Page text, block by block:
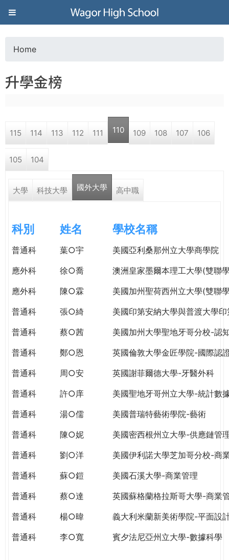
Jump to navigation
葳
格
高
學
格。
WAGOR
TODAY
THE
WORLD
PUTTING
YOU
THE
o
a
r
e
e
r
e
Home
升學金榜
115 114 113 112 111 110 109 108 107 106
105 104
大學 科技大學 國外大學 高中職
科別 姓名 學校名稱
普通科 葉○宇
美國亞利桑那州立大學商學院
應外科
徐○喬
澳洲皇家墨爾本理工大學(雙聯
應外科
陳○霖
美國加州聖荷西州立大學(雙聯
普通科
張○綺
美國印第安納大學與普渡大學
普通科
蔡○茜
美國加州大學聖地牙哥分校-認
普通科
鄭○恩
英國倫敦大學金匠學院-國際認
普通科
周○安
英國謝菲爾德大學-牙醫外科
普通科
許○庠
美國聖地牙哥州立大學-統計數
普通科
湯○儒
美國普瑞特藝術學院-藝術
普通科
陳○妮
美國密西根州立大學-供應鏈管
普通科
劉○洋
美國伊利諾大學芝加哥分校-商
普通科
蘇○鎧
美國石溪大學-商業管理
普通科
蔡○達
英國蘇格蘭格拉斯哥大學-商業
普通科
楊○暐
義大利米蘭新美術學院-平面設
普通科
李○寬 賓夕法尼亞州立大學-數據科學